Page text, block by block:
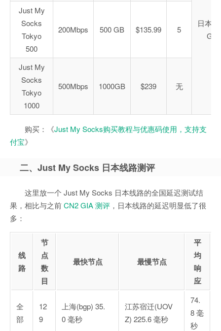
日本
GIA
Just My
Socks
Tokyo
500
200Mbps 500 GB $135.99 5
Just My
Socks
Tokyo
1000
500Mbps 1000GB $239 无
购买：《Just My Socks购买教程与优惠码使用，支持支
付宝》
二、Just My Socks 日本线路测评
这里放一个 Just My Socks 日本线路的全国延迟测试结
果，相比与之前CN2 GIA 测评 ，日本线路的延迟明显低了很
多：
线
路
节
点
数
目
最快节点 最慢节点
平
均
响
应
全
部
12
9
上海(bgp) 35.
0 毫秒
江苏宿迁(UOV
Z) 225.6 毫秒
74.
8 毫
秒